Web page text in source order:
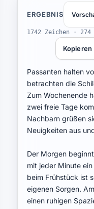
ERGEBNIS
1742 Zeichen ·
Kopieren
Passanten halten
betrachten die
Zum Wochenende
zwei freie Tage
Nachbarn grüßen
Neuigkeiten aus
Der Morgen
mit jeder Minute
beim Frühstück ist
eigenen Sorgen.
einen ruhigen